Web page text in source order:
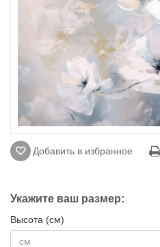
Добавить в избранное
Укажите ваш размер:
Высота (см)